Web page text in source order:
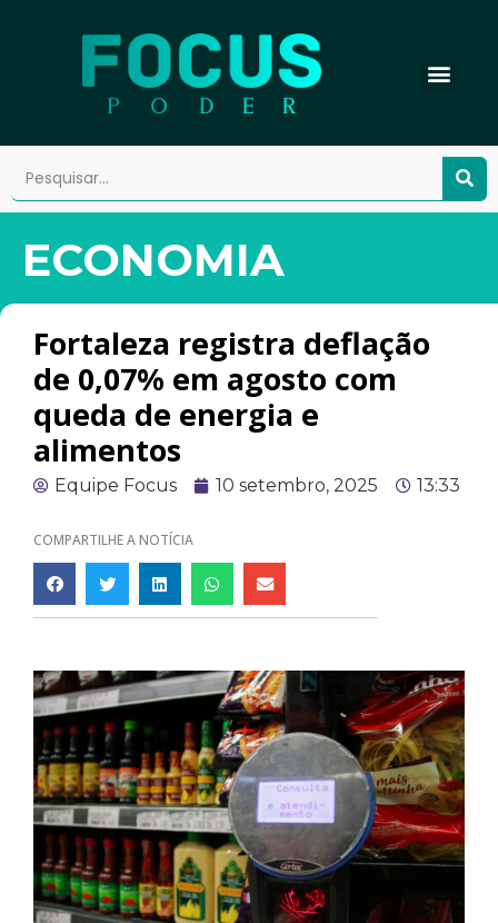
ECONOMIA
Fortaleza registra deflação
de 0,07% em agosto com
queda de energia e
alimentos
Equipe Focus 10 setembro, 2025 13:33
COMPARTILHE A NOTÍCIA